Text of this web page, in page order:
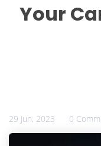
Your
29 Jun, 2023 0